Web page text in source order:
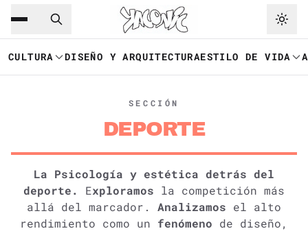
Saltar al contenido principal
CULTURA DISEÑO Y ARQUITECTURAESTILO DE VIDA
SECCIÓN
DEPORTE
La Psicología y estética detrás del
deporte.
Exploramos la competición más
allá del marcador. Analizamos el alto
rendimiento como un fenómeno de diseño,